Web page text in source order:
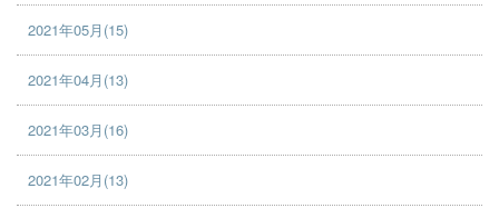
2021年05月(15)
2021年04月(13)
2021年03月(16)
2021年02月(13)